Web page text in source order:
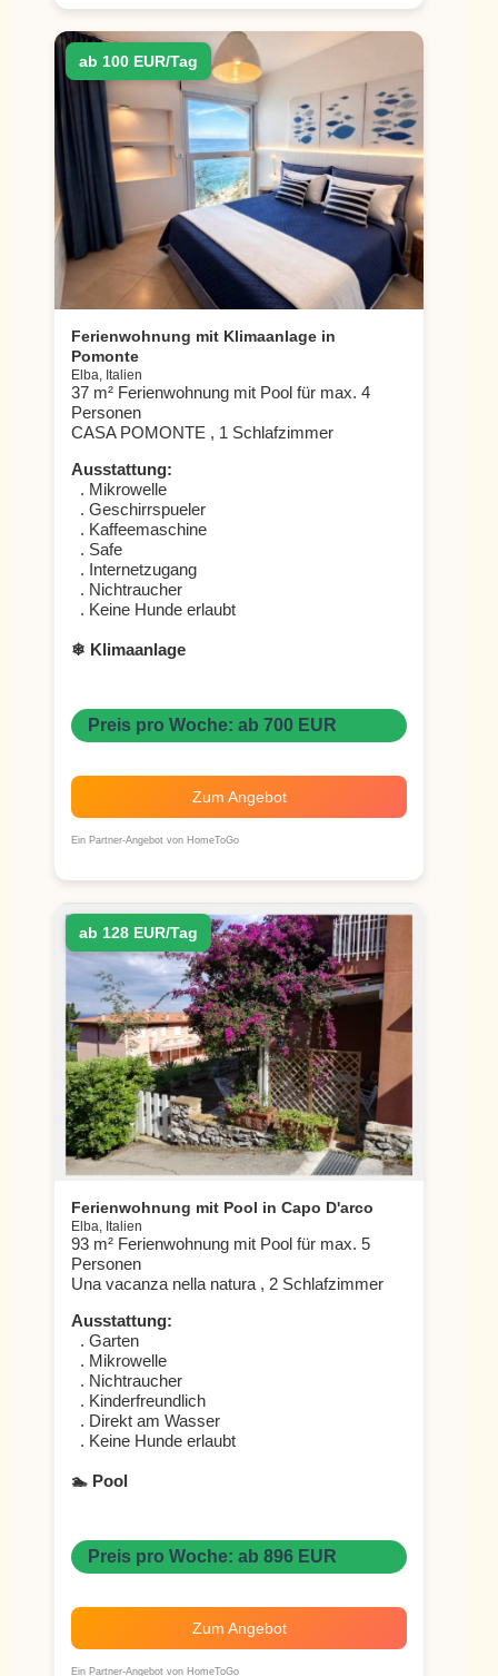
ab 100 EUR/Tag
Ferienwohnung mit Klimaanlage in
Pomonte
Elba, Italien
37 m² Ferienwohnung mit Pool für max. 4
Personen
CASA POMONTE , 1 Schlafzimmer
Ausstattung:
. Mikrowelle
. Geschirrspueler
. Kaffeemaschine
. Safe
. Internetzugang
. Nichtraucher
. Keine Hunde erlaubt
❄ Klimaanlage
Preis pro Woche: ab 700 EUR
Zum Angebot
Ein Partner-Angebot von HomeToGo
ab 128 EUR/Tag
Ferienwohnung mit Pool in Capo D'arco
Elba, Italien
93 m² Ferienwohnung mit Pool für max. 5
Personen
Una vacanza nella natura , 2 Schlafzimmer
Ausstattung:
. Garten
. Mikrowelle
. Nichtraucher
. Kinderfreundlich
. Direkt am Wasser
. Keine Hunde erlaubt
🏊 Pool
Preis pro Woche: ab 896 EUR
Zum Angebot
Ein Partner-Angebot von HomeToGo